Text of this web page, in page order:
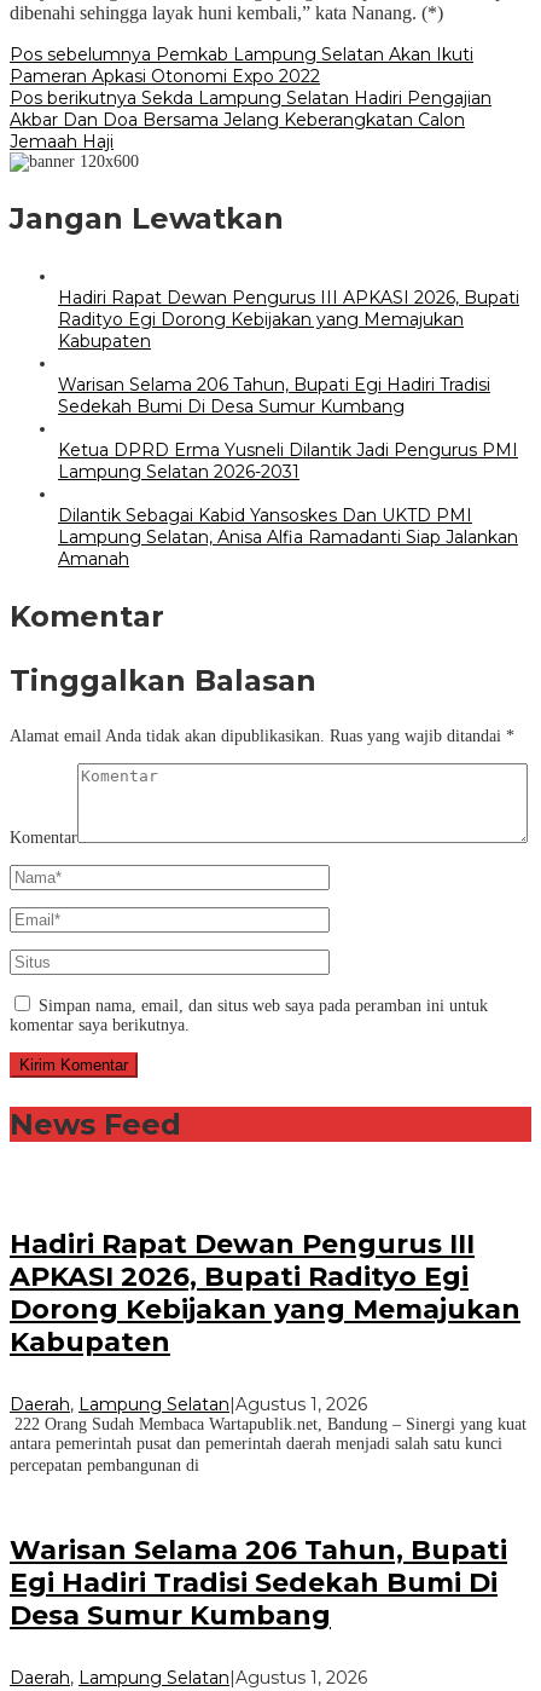
dibenahi sehingga layak huni kembali,” kata Nanang. (*)
Navigasi
pos
Pos sebelumnya Pemkab Lampung Selatan Akan Ikuti
Pameran Apkasi Otonomi Expo 2022
Pos berikutnya Sekda Lampung Selatan Hadiri Pengajian
Akbar Dan Doa Bersama Jelang Keberangkatan Calon
Jemaah Haji
Jangan Lewatkan
Hadiri Rapat Dewan Pengurus III APKASI 2026, Bupati
Radityo Egi Dorong Kebijakan yang Memajukan
Kabupaten
Warisan Selama 206 Tahun, Bupati Egi Hadiri Tradisi
Sedekah Bumi Di Desa Sumur Kumbang
Ketua DPRD Erma Yusneli Dilantik Jadi Pengurus PMI
Lampung Selatan 2026-2031
Dilantik Sebagai Kabid Yansoskes Dan UKTD PMI
Lampung Selatan, Anisa Alfia Ramadanti Siap Jalankan
Amanah
Komentar
Tinggalkan Balasan
Alamat email Anda tidak akan dipublikasikan. Ruas yang wajib ditandai *
Komentar
Simpan nama, email, dan situs web saya pada peramban ini untuk
komentar saya berikutnya.
News Feed
Hadiri Rapat Dewan Pengurus III
APKASI 2026, Bupati Radityo Egi
Dorong Kebijakan yang Memajukan
Kabupaten
Daerah, Lampung Selatan Agustus 1, 2026
222 Orang Sudah Membaca Wartapublik.net, Bandung – Sinergi yang kuat
antara pemerintah pusat dan pemerintah daerah menjadi salah satu kunci
percepatan pembangunan di
Warisan Selama 206 Tahun, Bupati
Egi Hadiri Tradisi Sedekah Bumi Di
Desa Sumur Kumbang
Daerah, Lampung Selatan|Agustus 1, 2026